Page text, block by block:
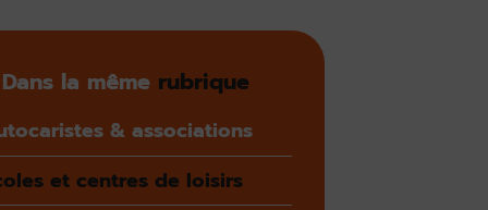
Dans la même rubrique
& associations
et centres de loisirs